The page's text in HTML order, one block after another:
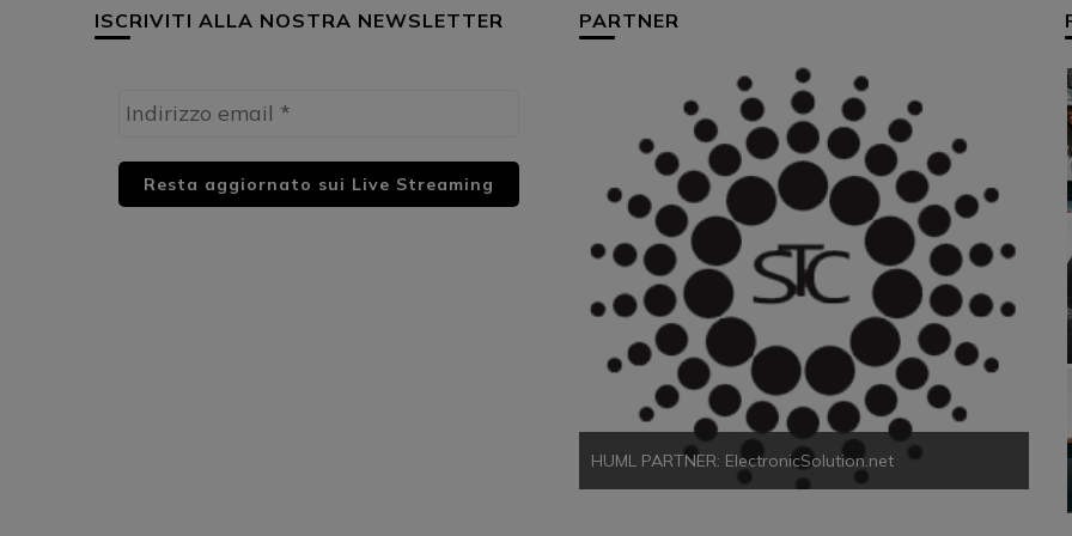
ISCRIVITI ALLA NOSTRA NEWSLETTER PARTNER
HUML PARTNER: ElectronicSolution.net